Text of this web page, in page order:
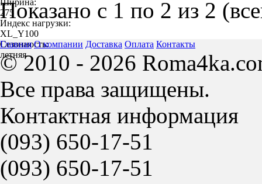
Ширина:
275
Индекс нагрузки:
XL_Y100
Сезонность:
летняя
Показано с 1 по 2 из 2
Главная О компании Доставка Оплата Контакты
© 2010 - 2026
Все права защищены.
Контактная информация
(093) 650-17-51
(093) 650-17-51